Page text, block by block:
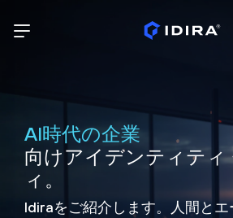
AI時代の企業
向けアイデンティティ
ィ。
Idiraをご紹介します。人間と